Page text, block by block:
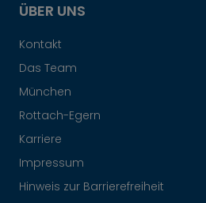
ÜBER UNS
Kontakt
Das Team
München
Rottach-Egern
Karriere
Impressum
Hinweis zur Barrierefreiheit